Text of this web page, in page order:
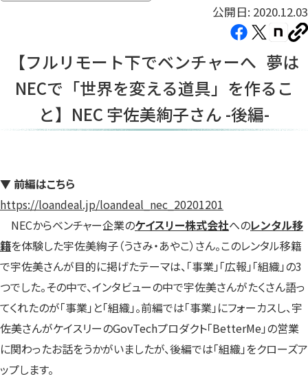
公開日: 2020.12.03
Facebook（新
い
タ
で
X（新
い
タ
で
note（新
い
タ
で
コ
【フルリモート下でベンチャーへ 夢は
NECで「世界を変える道具」を作るこ
と】NEC 宇佐美絢子さん -後編-
▼ 前編はこちら
https://loandeal.jp/loandeal_nec_20201201
NECからベンチャー企業のケイスリー株式会社へのレンタル移
籍を体験した宇佐美絢子（うさみ・あやこ）さん。このレンタル移籍
で宇佐美さんが目的に掲げたテーマは、「事業」「広報」「組織」の3
つでした。その中で、インタビューの中で宇佐美さんがたくさん語っ
てくれたのが「事業」と「組織」。前編では「事業」にフォーカスし、宇
佐美さんがケイスリーのGovTechプロダクト「BetterMe」の営業
に関わったお話をうかがいましたが、後編では「組織」をクローズア
ップします。